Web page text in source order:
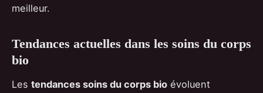
meilleur.
Tendances actuelles dans les soins du corps
bio
Les tendances soins du corps bio évoluent